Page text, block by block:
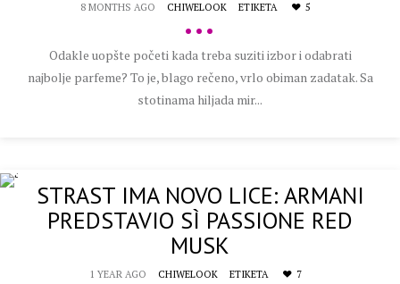
8 MONTHS AGO CHIWELOOK ETIKETA 5
•••
Odakle uopšte početi kada treba suziti izbor i odabrati
najbolje parfeme? To je, blago rečeno, vrlo obiman zadatak. Sa
stotinama hiljada mir...
STRAST IMA NOVO LICE: ARMANI
PREDSTAVIO SÌ PASSIONE RED
MUSK
1 YEAR AGO CHIWELOOK ETIKETA 7